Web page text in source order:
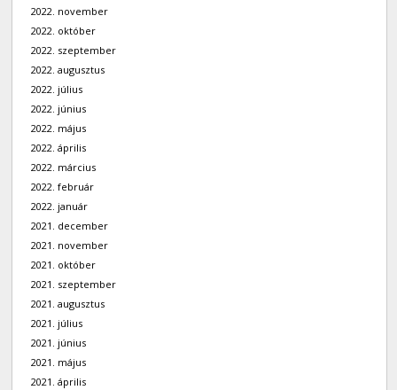
2022. november
2022. október
2022. szeptember
2022. augusztus
2022. július
2022. június
2022. május
2022. április
2022. március
2022. február
2022. január
2021. december
2021. november
2021. október
2021. szeptember
2021. augusztus
2021. július
2021. június
2021. május
2021. április